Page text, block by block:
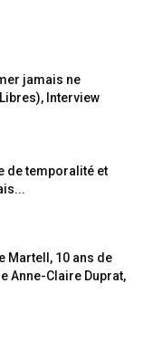
jamais ne
Interview
de temporalité et
Martell, 10 ans de
Anne-Claire Duprat,